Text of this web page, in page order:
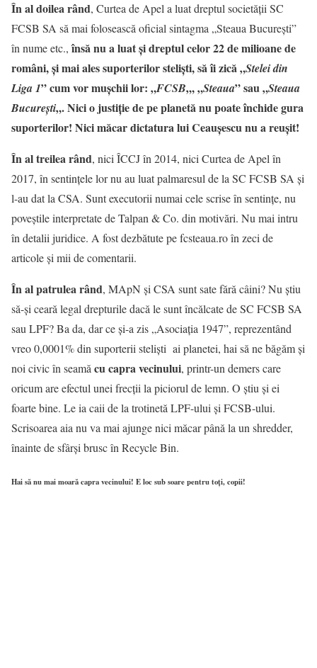
În al doilea rând, Curtea de Apel a luat dreptul societății SC
FCSB SA să mai folosească oficial sintagma „Steaua București”
în nume etc.,însă nu a luat și dreptul celor 22 de milioane de
români, și mai ales suporterilor steliști, să îi zică „Stelei din
Liga 1” cum vor mușchii lor: „FCSB„, „Steaua” sau „Steaua
București„. Nici o justiție de pe planetă nu poate închide gura
suporterilor! Nici măcar dictatura lui Ceaușescu nu a reușit!
În al treilea rând, nici ÎCCJ în 2014, nici Curtea de Apel în
2017, în sentințele lor nu au luat palmaresul de la SC FCSB SA și
l-au dat la CSA. Sunt executorii numai cele scrise în sentințe, nu
poveștile interpretate de Talpan & Co. din motivări. Nu mai intru
în detalii juridice. A fost dezbătute pe fcsteaua.ro în zeci de
articole și mii de comentarii.
În al patrulea rând, MApN și CSA sunt sate fără câini? Nu știu
să-și ceară legal drepturile dacă le sunt încălcate de SC FCSB SA
sau LPF? Ba da, dar ce și-a zis „Asociația 1947”, reprezentând
vreo 0,0001% din suporterii steliști ai planetei, hai să ne băgăm și
noi civic în seamăcu capra vecinului, printr-un demers care
oricum are efectul unei frecții la piciorul de lemn. O știu și ei
foarte bine. Le ia caii de la trotinetă LPF-ului și FCSB-ului.
Scrisoarea aia nu va mai ajunge nici măcar până la un shredder,
înainte de sfârși brusc în Recycle Bin.
Hai să nu mai moară capra vecinului! E loc sub soare pentru toți, copii!